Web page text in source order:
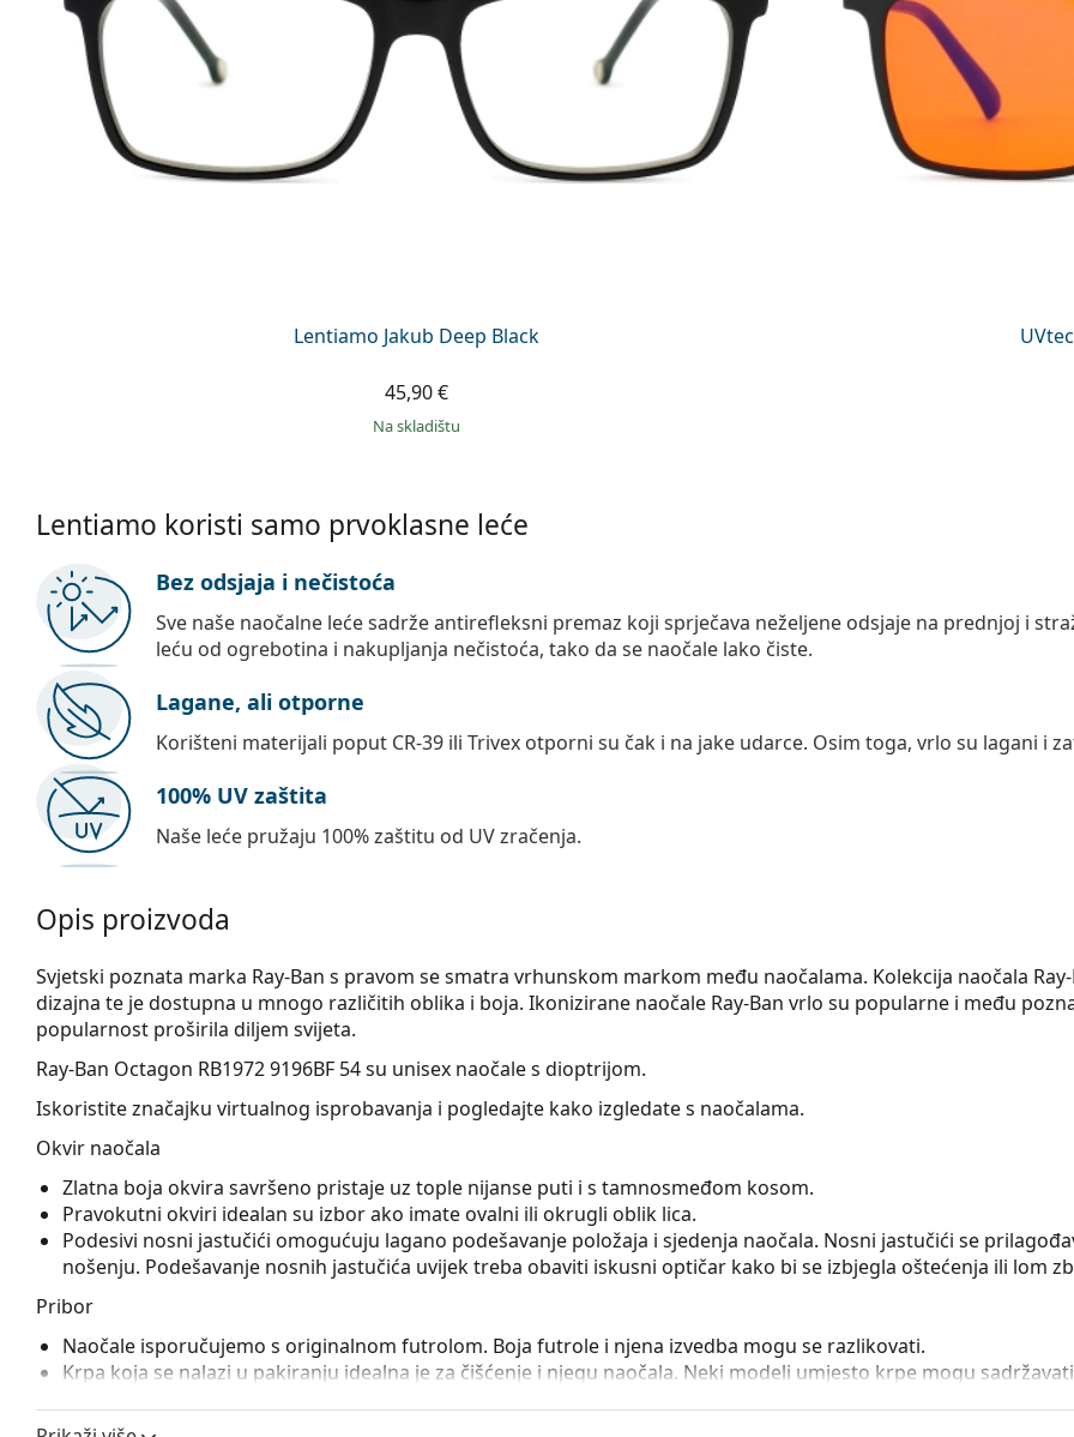
Lentiamo Jakub Deep Black
45,90 €
na skladištu
Lentiamo koristi samo prvoklasne leće
Bez odsjaja i nečistoća
Sve naše naočalne leće sadrže antirefleksni premaz koji sprječava neželjene odsjaje na prednjoj i
leću od ogrebotina i nakupljanja nečistoća, tako da se naočale lako čiste.
Lagane, ali otporne
Korišteni materijali poput CR-39 ili Trivex otporni su čak i na jake udarce. Osim toga, vrlo su lagani i
100% UV zaštita
Naše leće pružaju 100% zaštitu od UV zračenja.
Opis proizvoda
Svjetski poznata marka Ray-Ban s pravom se smatra vrhunskom markom među naočalama. Kolekcija naočala
dizajna te je dostupna u mnogo različitih oblika i boja. Ikonizirane naočale Ray-Ban vrlo su popularne i među
popularnost proširila diljem svijeta.
Ray-Ban Octagon RB1972 9196BF 54su unisex naočale s dioptrijom.
Iskoristite značajku virtualnog isprobavanja i pogledajte kako izgledate s naočalama.
Okvir naočala
Zlatna boja okvira savršeno pristaje uz tople nijanse puti i s tamnosmeđom kosom.
Pravokutni okviri idealan su izbor ako imate ovalni ili okrugli oblik lica.
Podesivi nosni jastučići omogućuju lagano podešavanje položaja i sjedenja naočala. Nosni jastučići se
nošenju. Podešavanje nosnih jastučića uvijek treba obaviti iskusni optičar kako bi se izbjegla oštećenja ili lom
Pribor
Naočale isporučujemo s originalnom futrolom. Boja futrole i njena izvedba mogu se razlikovati.
Krpa koja se nalazi u pakiranju idealna je za čišćenje i njegu naočala. Neki modeli umjesto krpe mogu
Istražite cijelu ponududioptrijskih naočalakako biste pronašli više stilova ili provjerite našvodič za kupnju naočala